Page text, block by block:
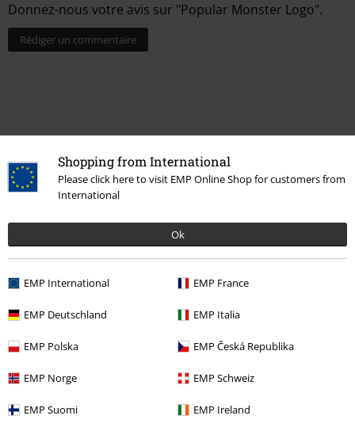
Shopping from International
Please click here to visit EMP Online Shop for customers from
International
Ok
EMP International EMP France
EMP Deutschland EMP Italia
EMP Polska EMP Česká Republika
EMP Norge EMP Schweiz
EMP Suomi EMP Ireland
Donnez-nous votre avis sur "Popular Monster Logo".
Rédiger un commentaire
€ 19,99